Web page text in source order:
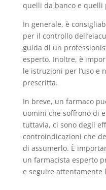
quelli da banco e quelli
In generale, è
per il controllo
guida di un
esperto. Inoltre, è
le istruzioni per l’uso e
prescritta.
In breve, un farmaco
uomini che soffrono di
tuttavia, ci sono degli
controindicazioni che
di assumerlo. È
un farmacista esperto
e seguire attentamente